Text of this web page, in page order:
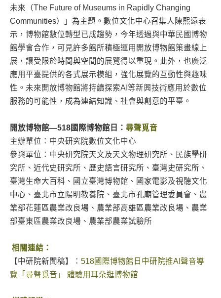
未來（The Future of Museums in Rapidly Changing
Communities）」為主題。數位文化中心召集人陳熙遠表
示，博物館數位轉型已成趨勢，今年透過與中華民國博物
館學會合作，可見許多館所積極運用開放博物館策畫線上
展，讓受限於時間與空間的展覽得以重現。此外，也廣泛
應用平臺提供的各式展示模組，強化展覽的互動性與趣味
性。未來開放博物館將持續探索AI等新興技術應用於數位
服務的可能性，成為連結知識、社會與創意的平臺。
開放博物館—518國際博物館日： 尋聲覓音
主辦單位：中央研究院數位文化中心
參與單位：中央研究院天文及天文物理研究所、民族學研
究所、近代史研究所、歷史語言研究所、臺灣史研究所、
臺灣生命大百科、國立臺灣博物館、國家電影及視聽文化
中心、臺北市立陽明教養院、臺北市孔廟管理委員會、農
業部花蓮區農業改良場、農業部高雄區農業改良場、農業
部臺東區農業改良場、農業部農業試驗所
相關連結：
【中研院新聞稿】： 518國際博物館日中研院推AI聲音導
覽「尋聲覓音」 體驗用耳朵逛博物館